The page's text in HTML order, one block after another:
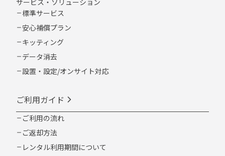
サービス・ソリューション
標準サービス
安心補償プラン
キッティング
データ消去
設置・設定/オンサイト対応
ご利用ガイド
ご利用の流れ
ご返却方法
レンタル利用期間について